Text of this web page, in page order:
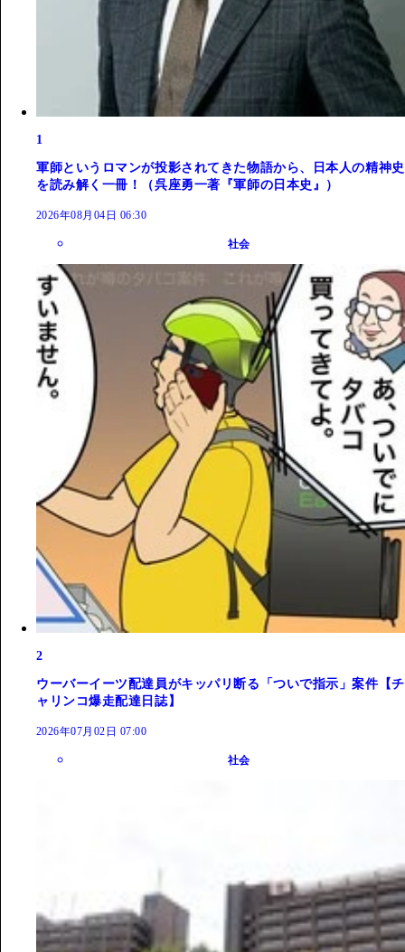
1
軍師というロマンが投影されてきた物語から、日本人の精神史
を読み解く一冊！（呉座勇一著『軍師の日本史』）
2026年08月04日 06:30
社会
2
ウーバーイーツ配達員がキッパリ断る「ついで指示」案件【チ
ャリンコ爆走配達日誌】
2026年07月02日 07:00
社会